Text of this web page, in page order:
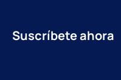
Suscríbete ahora